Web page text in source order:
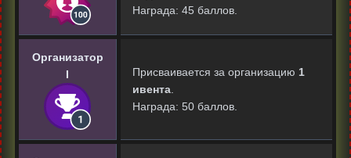
Награда: 45 баллов.
Организатор
I
Присваивается за организацию 1
ивента
Награда: 50 баллов.